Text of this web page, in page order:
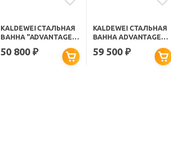
KALDEWEI СТАЛЬНАЯ
ВАННА "ADVANTAGE
SANIFORM PLUS STAR
335"
50 800₽
KALDEWEI СТАЛЬНАЯ
ВАННА ADVANTAGE
SANIFORM PLUS 363-1
С ПОКРЫТИЕМ EASY-
59 500 ₽